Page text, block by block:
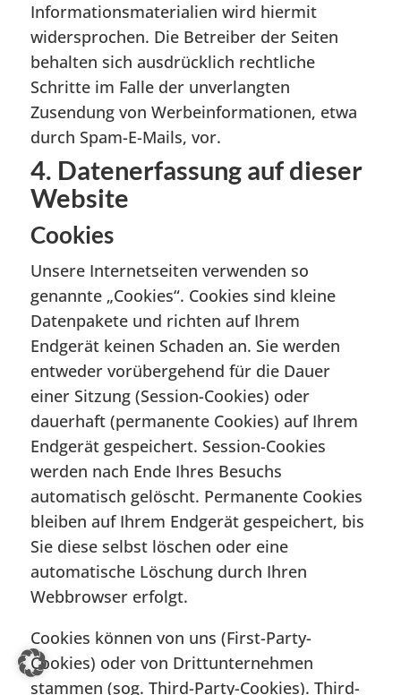
Informationsmaterialien wird hiermit
widersprochen. Die Betreiber der Seiten
behalten sich ausdrücklich rechtliche
Schritte im Falle der unverlangten
Zusendung von Werbeinformationen, etwa
durch Spam-E-Mails, vor.
4. Datenerfassung auf dieser
Website
Cookies
Unsere Internetseiten verwenden so
genannte „Cookies“. Cookies sind kleine
Datenpakete und richten auf Ihrem
Endgerät keinen Schaden an. Sie werden
entweder vorübergehend für die Dauer
einer Sitzung (Session-Cookies) oder
dauerhaft (permanente Cookies) auf Ihrem
Endgerät gespeichert. Session-Cookies
werden nach Ende Ihres Besuchs
automatisch gelöscht. Permanente Cookies
bleiben auf Ihrem Endgerät gespeichert, bis
Sie diese selbst löschen oder eine
automatische Löschung durch Ihren
Webbrowser erfolgt.
Cookies können von uns (First-Party-
Cookies) oder von Drittunternehmen
stammen (sog. Third-Party-Cookies). Third-